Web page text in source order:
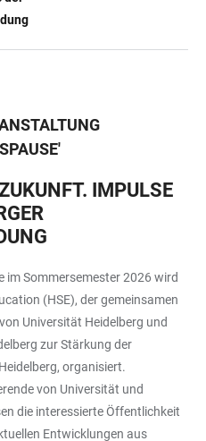
'
IMPULSE
im Sommersemester 2026 wird
(HSE), der gemeinsamen
Universität Heidelberg und
zur Stärkung der
organisiert.
von Universität und
die interessierte Öffentlichkeit
Entwicklungen aus